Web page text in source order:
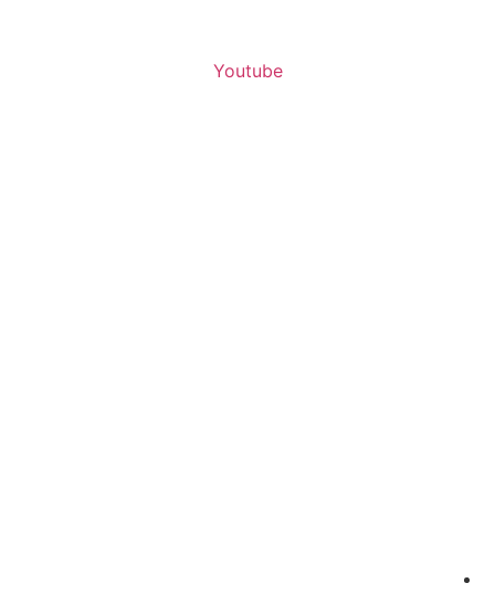
Youtube